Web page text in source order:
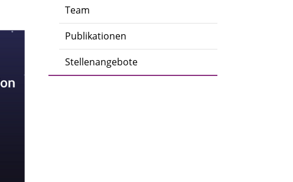
Team
Publikationen
Stellenangebote